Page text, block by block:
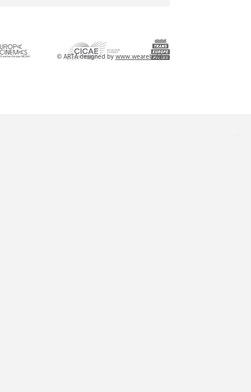
© ARTA designed by www.wearebold.ro